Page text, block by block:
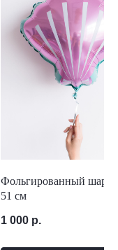
Фольгированный шар
51 см
1 000 р.